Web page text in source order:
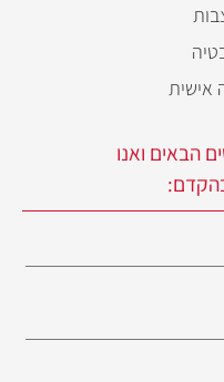
אישית
הבאים ואנו